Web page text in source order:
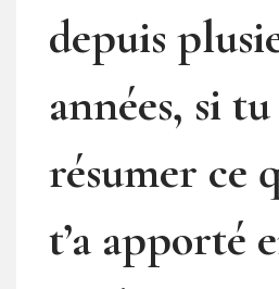
depuis
années, si
résumer ce
t’a apporté